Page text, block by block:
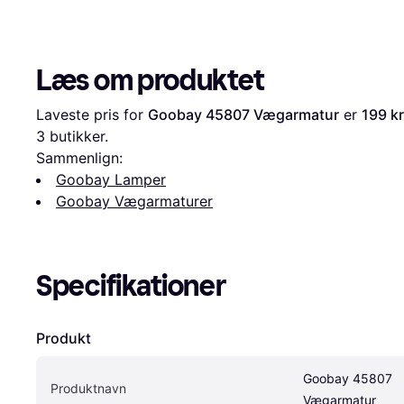
Læs om produktet
Laveste pris for Goobay 45807 Vægarmatur er 199
3 butikker.
Sammenlign:
Goobay Lamper
Goobay Vægarmaturer
Specifikationer
Produkt
Produktnavn
Goobay 45807
Vægarmatur